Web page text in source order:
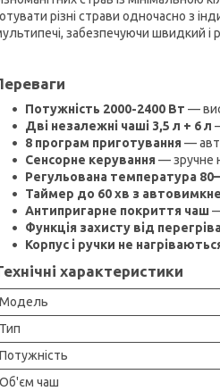
різні страви одночасно з
забезпечуючи швидкий і
Потужність 2000-2400 Вт —
Дві незалежні чаші 3,5 л + 6 л
8 програм приготування —
Сенсорне керування — зручне
Регульована температура
Таймер до 60 хв з
Антипригарне покриття чаш
Функція захисту від
Корпус і ручки не
характеристики
Модель
Тип
Потужність
Об'єм чаш